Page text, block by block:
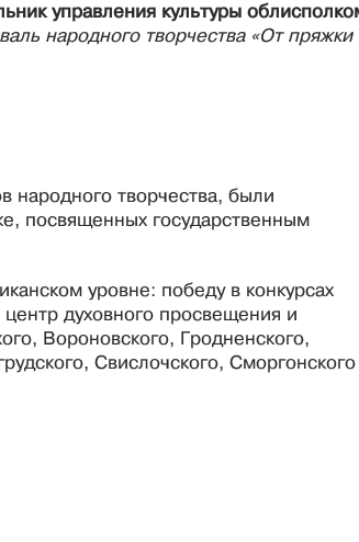
управления культуры
народного творчества «От пряжки
народного творчества, были
посвященных государственным
уровне: победу в конкурсах
духовного просвещения и
Вороновского, Гродненского,
Свислочского, Сморгонского